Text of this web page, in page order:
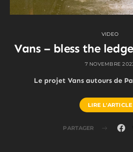
VIDEO
Vans – bless the
7 NOVEMBRE
Le projet Vans autours de
LIRE L'ARTICLE
PARTAGER